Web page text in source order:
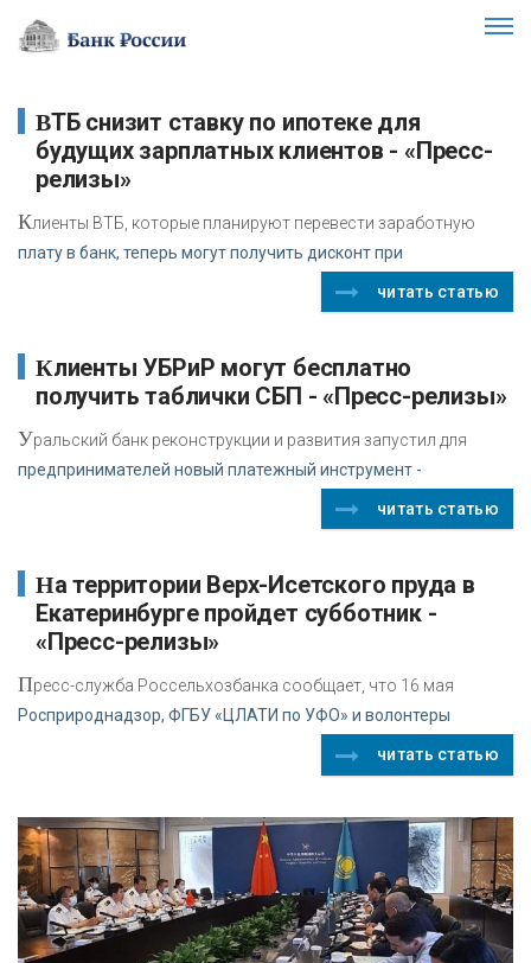
ВТБ снизит ставку по ипотеке для
будущих зарплатных клиентов - «Пресс-
релизы»
Клиенты ВТБ, которые планируют перевести заработную
плату в банк, теперь могут получить дисконт при
читать статью
Клиенты УБРиР могут бесплатно
получить таблички СБП - «Пресс-релизы»
Уральский банк реконструкции и развития запустил для
предпринимателей новый платежный инструмент -
читать статью
На территории Верх-Исетского пруда в
Екатеринбурге пройдет субботник -
«Пресс-релизы»
Пресс-служба Россельхозбанка сообщает, что 16 мая
Росприроднадзор, ФГБУ «ЦЛАТИ по УФО» и волонтеры
читать статью